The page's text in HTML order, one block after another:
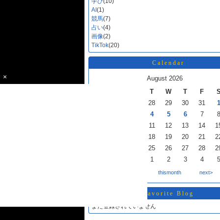
×
AI (1)
競馬(7)
占い(4)
画像(2)
TikTok(20)
Calendar
August 2026
T W T F
S
28 29 30 31
1
4 5 6 7
8
11 12 13 14
18 19 20 21
25 26 27 28
1 2 3 4 5
thismonth next>
Favorite Blog
まだ登録されていません